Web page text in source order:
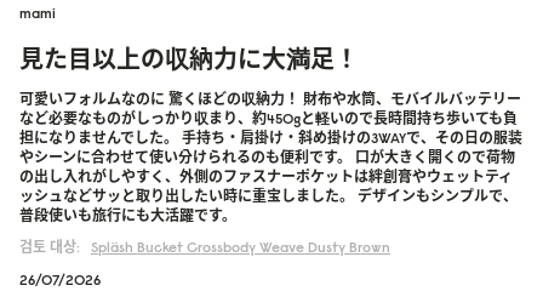
mami
見た目以上の収納力に大満足！
可愛いフォルムなのに 驚くほどの収納力！ 財布や水筒、モバイルバッテリー
など必要なものがしっかり収まり、約450gと軽いので長時間持ち歩いても負
担になりませんでした。 手持ち・肩掛け・斜め掛けの3WAYで、その日の服装
やシーンに合わせて使い分けられるのも便利です。 口が大きく開くので荷物
の出し入れがしやすく、外側のファスナーポケットは絆創膏やウェットティ
ッシュなどサッと取り出したい時に重宝しました。 デザインもシンプルで、
普段使いも旅行にも大活躍です。
검토 대상:
Spläsh Bucket Crossbody Weave Dusty Brown
26/07/2026